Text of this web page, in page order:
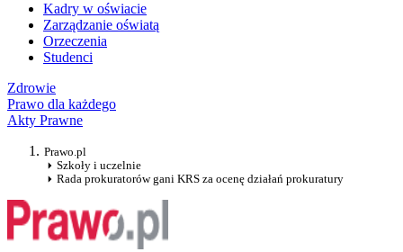
Kadry w oświacie
Zarządzanie oświatą
Orzeczenia
Studenci
Zdrowie
Prawo dla każdego
Akty Prawne
Prawo.pl
Szkoły i uczelnie
Rada prokuratorów gani KRS za ocenę działań prokuratury